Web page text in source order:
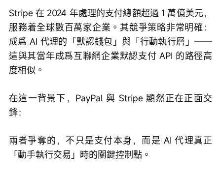
Stripe 在 2024 年處理的支付總額超過 1 萬億美元，
服務着全球數百萬家企業。其競爭策略非常明確：
成爲 AI 代理的「默認錢包」與「行動執行層」——
這與其當年成爲互聯網企業默認支付 API 的路徑高
度相似。
在這一背景下，PayPal 與 Stripe 顯然正在正面交
鋒：
兩者爭奪的，不只是支付本身，而是 AI 代理真正
「動手執行交易」時的關鍵控制點。